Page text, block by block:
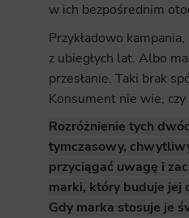
w ich bezpośrednim
Przykładowo
z ubiegłych lat. Albo
przesłanie. Taki brak
Konsument nie wie,
Rozróżnienie tych
tymczasowy,
przyciągać uwagę i
marki, który buduje
Gdy marka stosuje je